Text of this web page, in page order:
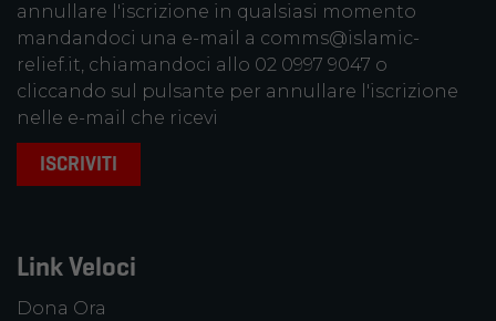
annullare l'iscrizione in qualsiasi momento
mandandoci una e-mail a comms@islamic-
relief.it, chiamandoci allo 02 0997 9047 o
cliccando sul pulsante per annullare l'iscrizione
nelle e-mail che ricevi
Link Veloci
Dona Ora